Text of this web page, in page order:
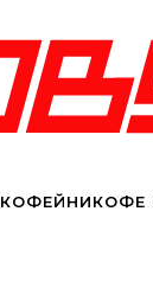
КОФЕЙНИКОФЕ